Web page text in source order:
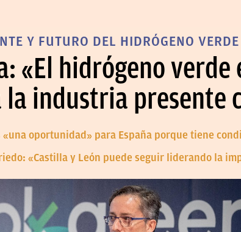
Y FUTURO DEL HIDRÓGENO VERDE
«El hidrógeno
industria presente
«una oportunidad» para España porque tiene
«Castilla y León puede seguir liderando la